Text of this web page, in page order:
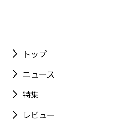
トップ
ニュース
特集
レビュー